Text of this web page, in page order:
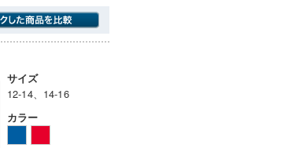
サイズ
12-14、14-16
カラー